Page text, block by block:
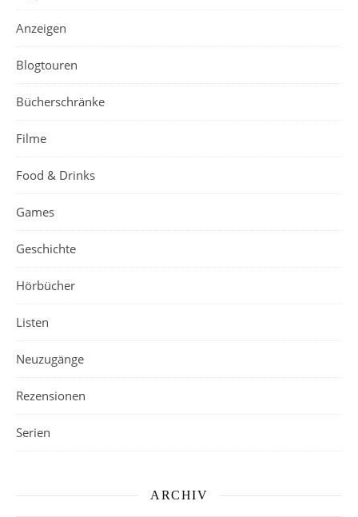
Anzeigen
Blogtouren
Bücherschränke
Filme
Food & Drinks
Games
Geschichte
Hörbücher
Listen
Neuzugänge
Rezensionen
Serien
ARCHIV